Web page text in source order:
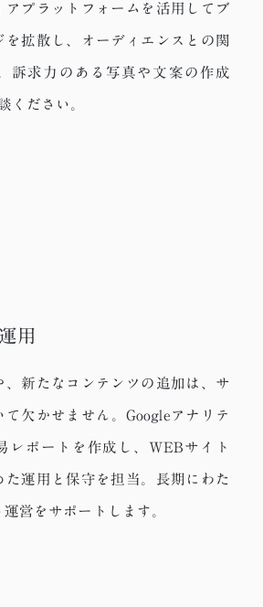
アプラットフォームを活用してブ
を拡散し、オーディエンスとの関
訴求力のある写真や文案の作成
ください。
用
、新たなコンテンツの追加は、サ
て欠かせません。Googleアナリテ
レポートを作成し、WEBサイト
た運用と保守を担当。長期にわた
営をサポートします。